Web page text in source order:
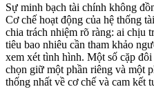
Sự minh bạch tài chính không
Cơ chế hoạt động của hệ thống
chia trách nhiệm rõ ràng: ai chịu
tiêu bao nhiêu cần tham khảo
xem xét tình hình. Một số cặp
chọn giữ một phần riêng và một
thống nhất về cơ chế và cam kết